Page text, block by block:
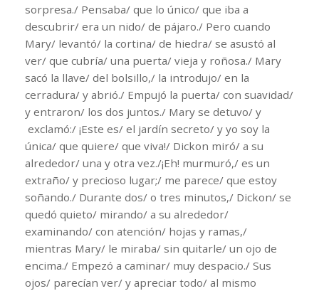
sorpresa./ Pensaba/ que lo único/ que iba a
descubrir/ era un nido/ de pájaro./ Pero cuando
Mary/ levantó/ la cortina/ de hiedra/ se asustó al
ver/ que cubría/ una puerta/ vieja y roñosa./ Mary
sacó la llave/ del bolsillo,/ la introdujo/ en la
cerradura/ y abrió./ Empujó la puerta/ con suavidad/
y entraron/ los dos juntos./ Mary se detuvo/ y
exclamó:/ ¡Este es/ el jardín secreto/ y yo soy la
única/ que quiere/ que viva!/ Dickon miró/ a su
alrededor/ una y otra vez./¡Eh! murmuró,/ es un
extraño/ y precioso lugar;/ me parece/ que estoy
soñando./ Durante dos/ o tres minutos,/ Dickon/ se
quedó quieto/ mirando/ a su alrededor/
examinando/ con atención/ hojas y ramas,/
mientras Mary/ le miraba/ sin quitarle/ un ojo de
encima./ Empezó a caminar/ muy despacio./ Sus
ojos/ parecían ver/ y apreciar todo/ al mismo